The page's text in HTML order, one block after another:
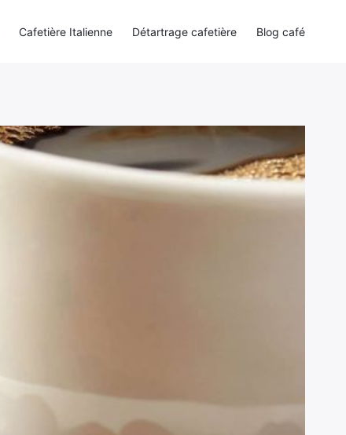
Cafetière Italienne Détartrage cafetière Blog café